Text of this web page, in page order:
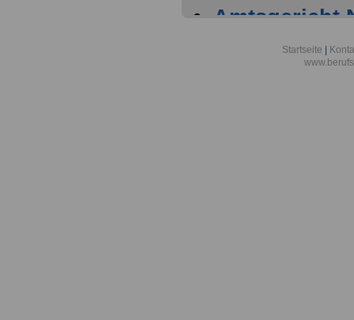
Amtsgericht
Arbeitgeber
Startseite